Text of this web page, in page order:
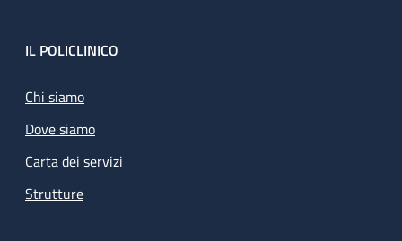
Footer
IL POLICLINICO
Chi siamo
Dove siamo
Carta dei servizi
Strutture